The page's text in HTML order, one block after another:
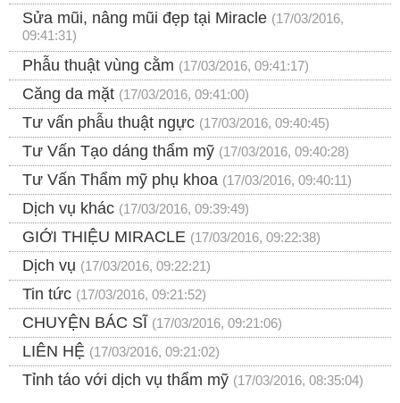
Sửa mũi, nâng mũi đẹp tại Miracle (17/03/2016,
09:41:31)
Phẫu thuật vùng cằm (17/03/2016, 09:41:17)
Căng da mặt (17/03/2016, 09:41:00)
Tư vấn phẫu thuật ngực (17/03/2016, 09:40:45)
Tư Vấn Tạo dáng thẩm mỹ (17/03/2016, 09:40:28)
Tư Vấn Thẩm mỹ phụ khoa (17/03/2016, 09:40:11)
Dịch vụ khác (17/03/2016, 09:39:49)
GIỚI THIỆU MIRACLE (17/03/2016, 09:22:38)
Dịch vụ (17/03/2016, 09:22:21)
Tin tức (17/03/2016, 09:21:52)
CHUYỆN BÁC SĨ (17/03/2016, 09:21:06)
LIÊN HỆ (17/03/2016, 09:21:02)
Tỉnh táo với dịch vụ thẩm mỹ (17/03/2016, 08:35:04)